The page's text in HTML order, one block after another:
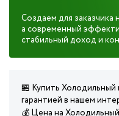
Создаем для заказчика
а современный
стабильный доход и
🏪 Купить
гарантией в нашем
💰 Цена на